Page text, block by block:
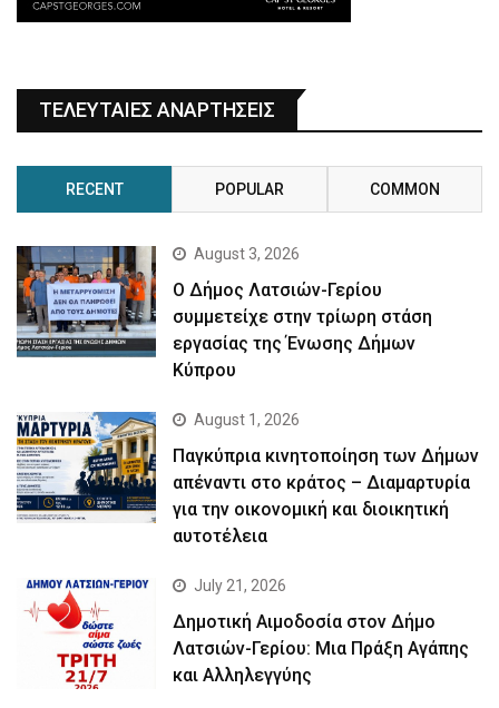
ΤΕΛΕΥΤΑΙΕΣ ΑΝΑΡΤΗΣΕΙΣ
RECENT POPULAR COMMON
August 3, 2026
Ο Δήμος Λατσιών-Γερίου
συμμετείχε στην τρίωρη στάση
εργασίας της Ένωσης Δήμων
Κύπρου
August 1, 2026
Παγκύπρια κινητοποίηση των Δήμων
απέναντι στο κράτος – Διαμαρτυρία
για την οικονομική και διοικητική
αυτοτέλεια
July 21, 2026
Δημοτική Αιμοδοσία στον Δήμο
Λατσιών-Γερίου: Μια Πράξη Αγάπης
και Αλληλεγγύης